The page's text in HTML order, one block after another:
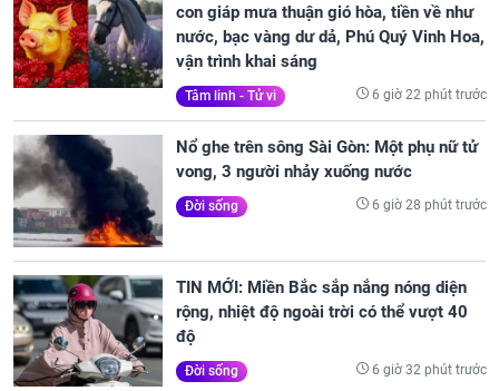
con giáp mưa thuận gió hòa, tiền về như
nước, bạc vàng dư dả, Phú Quý Vinh Hoa,
vận trình khai sáng
Tâm linh - Tử vi 6 giờ 22 phút trước
Nổ ghe trên sông Sài Gòn: Một phụ nữ tử
vong, 3 người nhảy xuống nước
Đời sống 6 giờ 28 phút trước
TIN MỚI: Miền Bắc sắp nắng nóng diện
rộng, nhiệt độ ngoài trời có thể vượt 40
độ
Đời sống 6 giờ 32 phút trước